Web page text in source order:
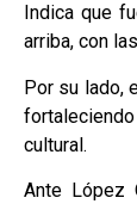
Indica que
arriba, con
Por su lado,
cultural.
Ante López